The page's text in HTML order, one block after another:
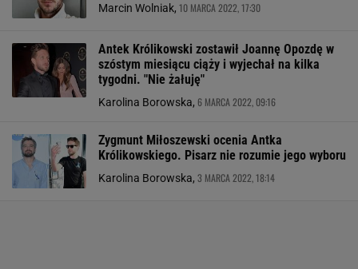
Marcin Wolniak, 10 MARCA 2022, 17:30
Antek Królikowski zostawił Joannę Opozdę w
szóstym miesiącu ciąży i wyjechał na kilka
tygodni. "Nie żałuję"
Karolina Borowska, 6 MARCA 2022, 09:16
Zygmunt Miłoszewski ocenia Antka
Królikowskiego. Pisarz nie rozumie jego wyboru
Karolina Borowska, 3 MARCA 2022, 18:14